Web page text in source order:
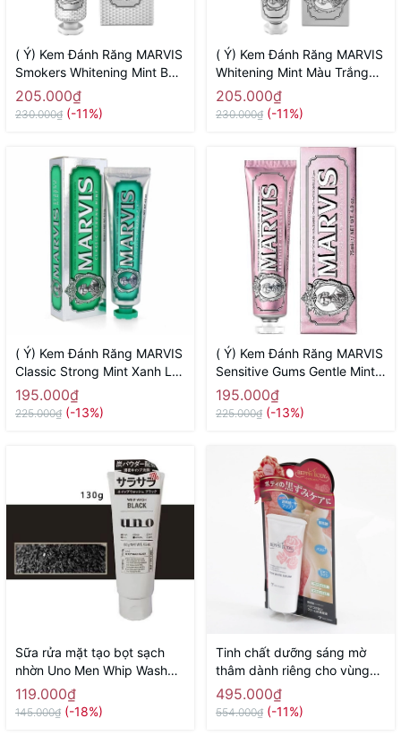
( Ý) Kem Đánh Răng MARVIS
Smokers Whitening Mint Bạc
Trắng ( Dành Cho Người Hút
Thuốc Lá)
205.000₫
230.000₫ (-11%)
( Ý) Kem Đánh Răng MARVIS
Whitening Mint Màu Trắng
85ml ( Chứa Tinh Chất Trắng
Răng)
205.000₫
230.000₫ (-11%)
( Ý) Kem Đánh Răng MARVIS
Classic Strong Mint Xanh Lá
( Vị Bạc Hà Thơm Mát)
195.000₫
225.000₫ (-13%)
( Ý) Kem Đánh Răng MARVIS
Sensitive Gums Gentle Mint
75ml Màu Hồng (Răng Nhạy
Cảm)
195.000₫
225.000₫ (-13%)
Sữa rửa mặt tạo bọt sạch
nhờn Uno Men Whip Wash
Black 130g - Hàng Nhật
chính hãng
119.000₫
145.000₫ (-18%)
Tinh chất dưỡng sáng mờ
thâm dành riêng cho vùng
nhũ hoa, vùng bikini, nách,
đùi trong Beppin Body Virgin
495.000₫
554.000₫ (-11%)